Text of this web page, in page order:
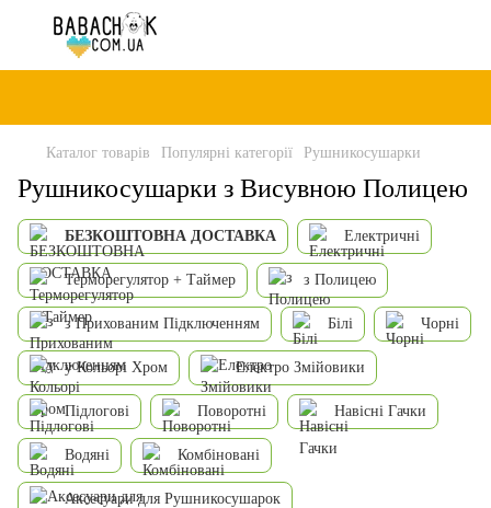
Каталог товарів Популярні категорії Рушникосушарки
Рушникосушарки з Висувною Полицею
БЕЗКОШТОВНА ДОСТАВКА Електричні
Терморегулятор + Таймер з Полицею
з Прихованим Підключенням Білі Чорні
у Кольорі Хром Електро Змійовики
Підлогові Поворотні Навісні Гачки
Водяні Комбіновані
Аксесуари для Рушникосушарок